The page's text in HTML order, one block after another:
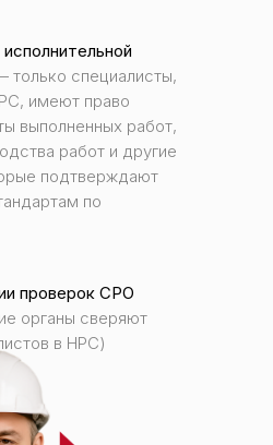
только специалисты,
имеют право
выполненных работ,
работ и другие
подтверждают
по
проверок СРО
органы сверяют
в НРС)